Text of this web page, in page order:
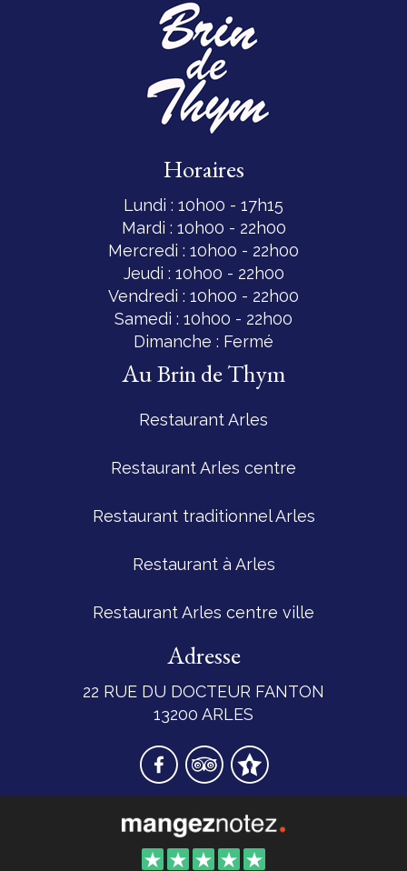
Horaires
Lundi : 10h00 - 17h15
Mardi : 10h00 - 22h00
Mercredi : 10h00 - 22h00
Jeudi : 10h00 - 22h00
Vendredi : 10h00 - 22h00
Samedi : 10h00 - 22h00
Dimanche : Fermé
Au Brin de Thym
Restaurant Arles
Restaurant Arles centre
Restaurant traditionnel Arles
Restaurant à Arles
Restaurant Arles centre ville
Adresse
22 RUE DU DOCTEUR FANTON
13200 ARLES